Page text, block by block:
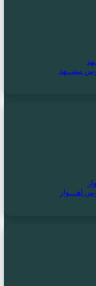
مشــهد
اهـــواز